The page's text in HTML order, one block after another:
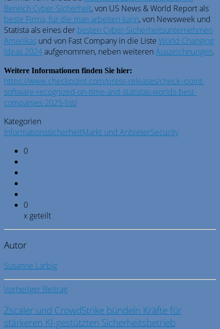
Bereich Cyber-Sicherheit, von US News & World Report als
beste Firma, für die man arbeiten kann, von Newsweek und
Statista als eines der besten Cyber-Sicherheitsunternehmen
Amerikas und von Fast Company in die Liste World Changing
Ideas 2024aufgenommen, neben weiteren Auszeichnungen.
Weitere Informationen finden Sie hier:
https://www.checkpoint.com/press-releases/check–point-
software-recognized-on-time-and-statistas-worlds-best-
companies-2025-list/
Kategorien
InformationssicherheitMarkt und AnbieterSecurity
0
0
x geteilt
Autor
Susanne Larbig
Vorheriger Beitrag
Zscaler und CrowdStrike bündeln Kräfte für
stärkeren KI-gestützten Sicherheitsbetrieb